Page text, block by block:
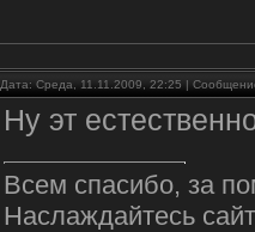
Дата: Среда, 11.11.2009, 22:25 |
Ну эт
Всем спасибо, за
Наслаждайтесь